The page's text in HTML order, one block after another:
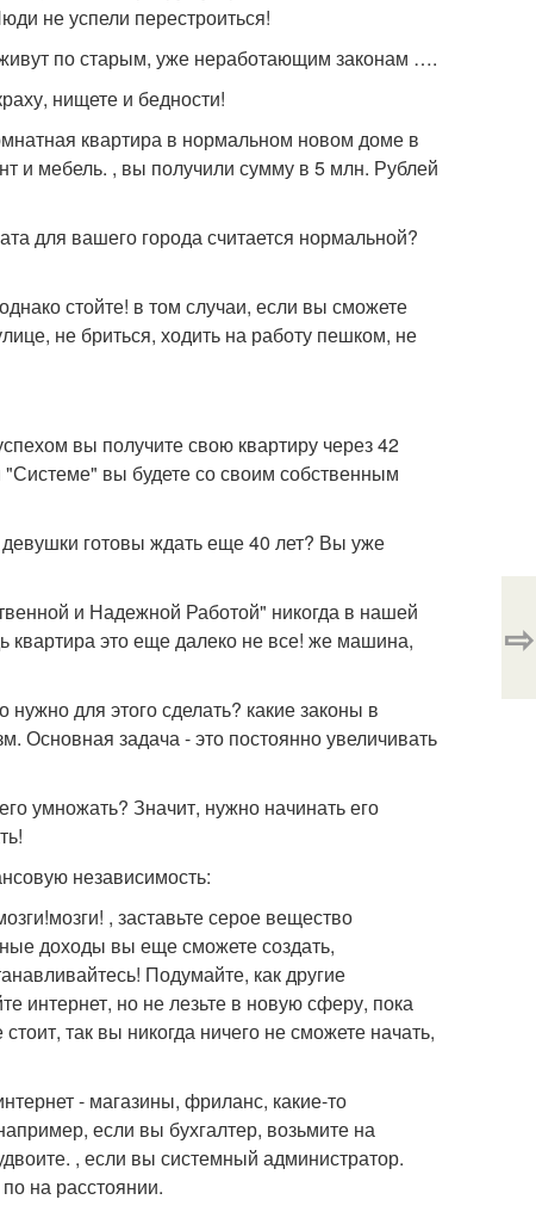
не успели перестроиться!
по старым, уже неработающим законам ….
нищете и бедности!
квартира в нормальном новом доме в
и мебель. , вы получили сумму в 5 млн. Рублей
для вашего города считается нормальной?
стойте! в том случаи, если вы сможете
не бриться, ходить на работу пешком, не
вы получите свою квартиру через 42
"Системе" вы будете со своим собственным
готовы ждать еще 40 лет? Вы уже
и Надежной Работой" никогда в нашей
квартира это еще далеко не все! же машина,
для этого сделать? какие законы в
Основная задача - это постоянно увеличивать
умножать? Значит, нужно начинать его
независимость:
, заставьте серое вещество
доходы вы еще сможете создать,
Подумайте, как другие
интернет, но не лезьте в новую сферу, пока
так вы никогда ничего не сможете начать,
- магазины, фриланс, какие-то
если вы бухгалтер, возьмите на
, если вы системный администратор.
на расстоянии.
⇨